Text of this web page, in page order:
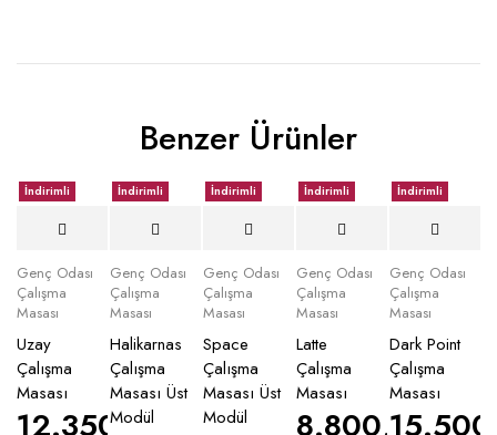
Benzer Ürünler
İndirimli
Genç Odası
Çalışma
Masası
Uzay
Çalışma
Masası
12.350,00
İndirimli
Genç Odası
Çalışma
Masası
Halikarnas
Çalışma
Masası Üst
Modül
İndirimli
Genç Odası
Çalışma
Masası
Space
Çalışma
Masası Üst
Modül
İndirimli
Genç Odası
Çalışma
Masası
Latte
Çalışma
Masası
8.800,00₺
İndirimli
Genç Odası
Çalışma
Masası
Dark Point
Çalışma
Masası